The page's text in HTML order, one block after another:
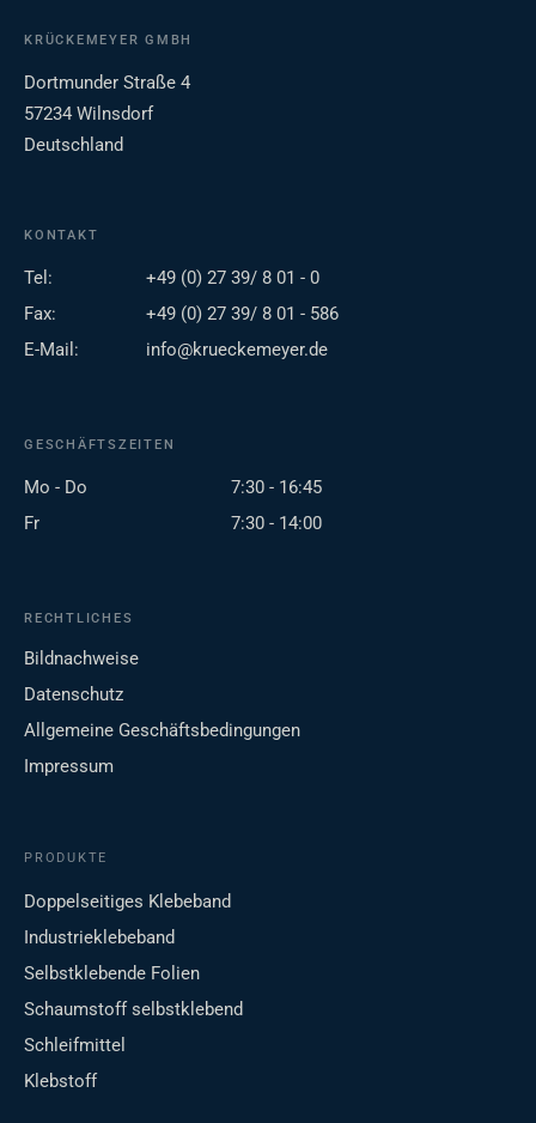
KRÜCKEMEYER GMBH
Dortmunder Straße 4
57234 Wilnsdorf
Deutschland
KONTAKT
Tel:
+49 (0) 27 39/ 8 01 - 0
Fax:
+49 (0) 27 39/ 8 01 - 586
E-Mail:
info@krueckemeyer.de
GESCHÄFTSZEITEN
Mo - Do
7:30 - 16:45
Fr
7:30 - 14:00
RECHTLICHES
Bildnachweise
Datenschutz
Allgemeine Geschäftsbedingungen
Impressum
PRODUKTE
Doppelseitiges Klebeband
Industrieklebeband
Selbstklebende Folien
Schaumstoff selbstklebend
Schleifmittel
Klebstoff